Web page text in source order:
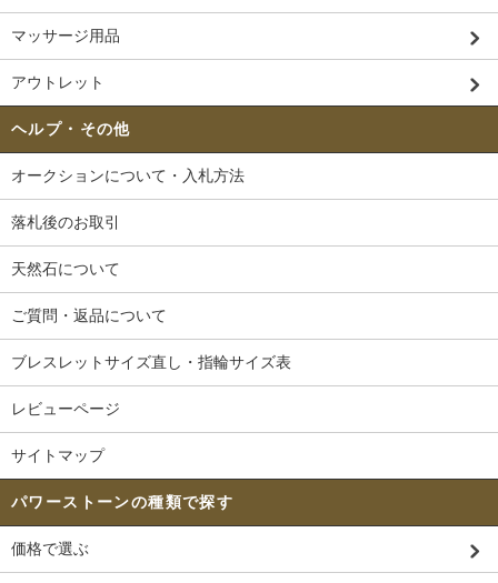
マッサージ用品
アウトレット
ヘルプ・その他
オークションについて・入札方法
落札後のお取引
天然石について
ご質問・返品について
ブレスレットサイズ直し・指輪サイズ表
レビューページ
サイトマップ
パワーストーンの種類で探す
価格で選ぶ